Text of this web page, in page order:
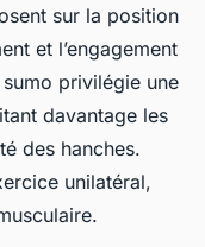
sur la position
et l’engagement
privilégie une
davantage les
des hanches.
unilatéral,